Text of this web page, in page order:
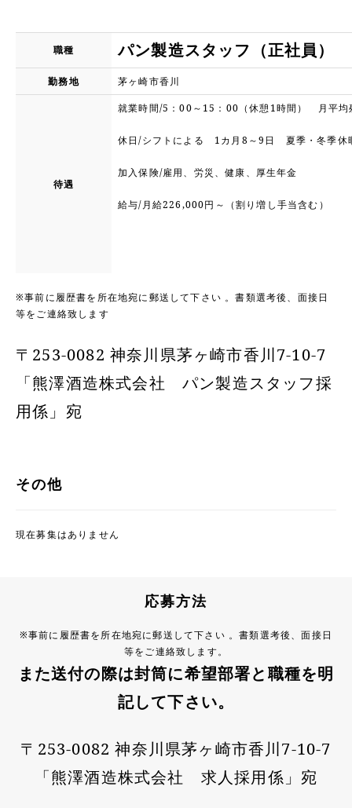
職種 パン製造スタッフ（正社員）
勤務地 茅ヶ崎市香川
待遇
就業時間/5 ：00～15：00（休憩1時間） 月平均
休日/シフトによる 1カ月8～9日 夏季・冬季休
加入保険/雇用、労災、健康、厚生年金
給与/月給226,000円～（割り増し手当含む）
※事前に履歴書を所在地宛に郵送して下さい 。書類選考後、面接日
等をご連絡致します
〒253-0082 神奈川県茅ヶ崎市香川7-10-7
「熊澤酒造株式会社 パン製造スタッフ採
用係」宛
その他
現在募集はありません
応募方法
※事前に履歴書を所在地宛に郵送して下さい 。書類選考後、面接日
等をご連絡致します。
また送付の際は封筒に希望部署と職種を明
記して下さい。
〒253-0082 神奈川県茅ヶ崎市香川7-10-7
「熊澤酒造株式会社 求人採用係」宛